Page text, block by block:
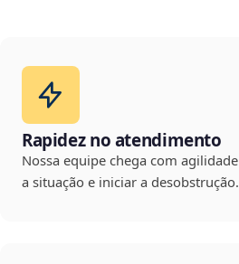
Rapidez no atendimento
Nossa equipe chega com
a situação e iniciar a desobstrução.